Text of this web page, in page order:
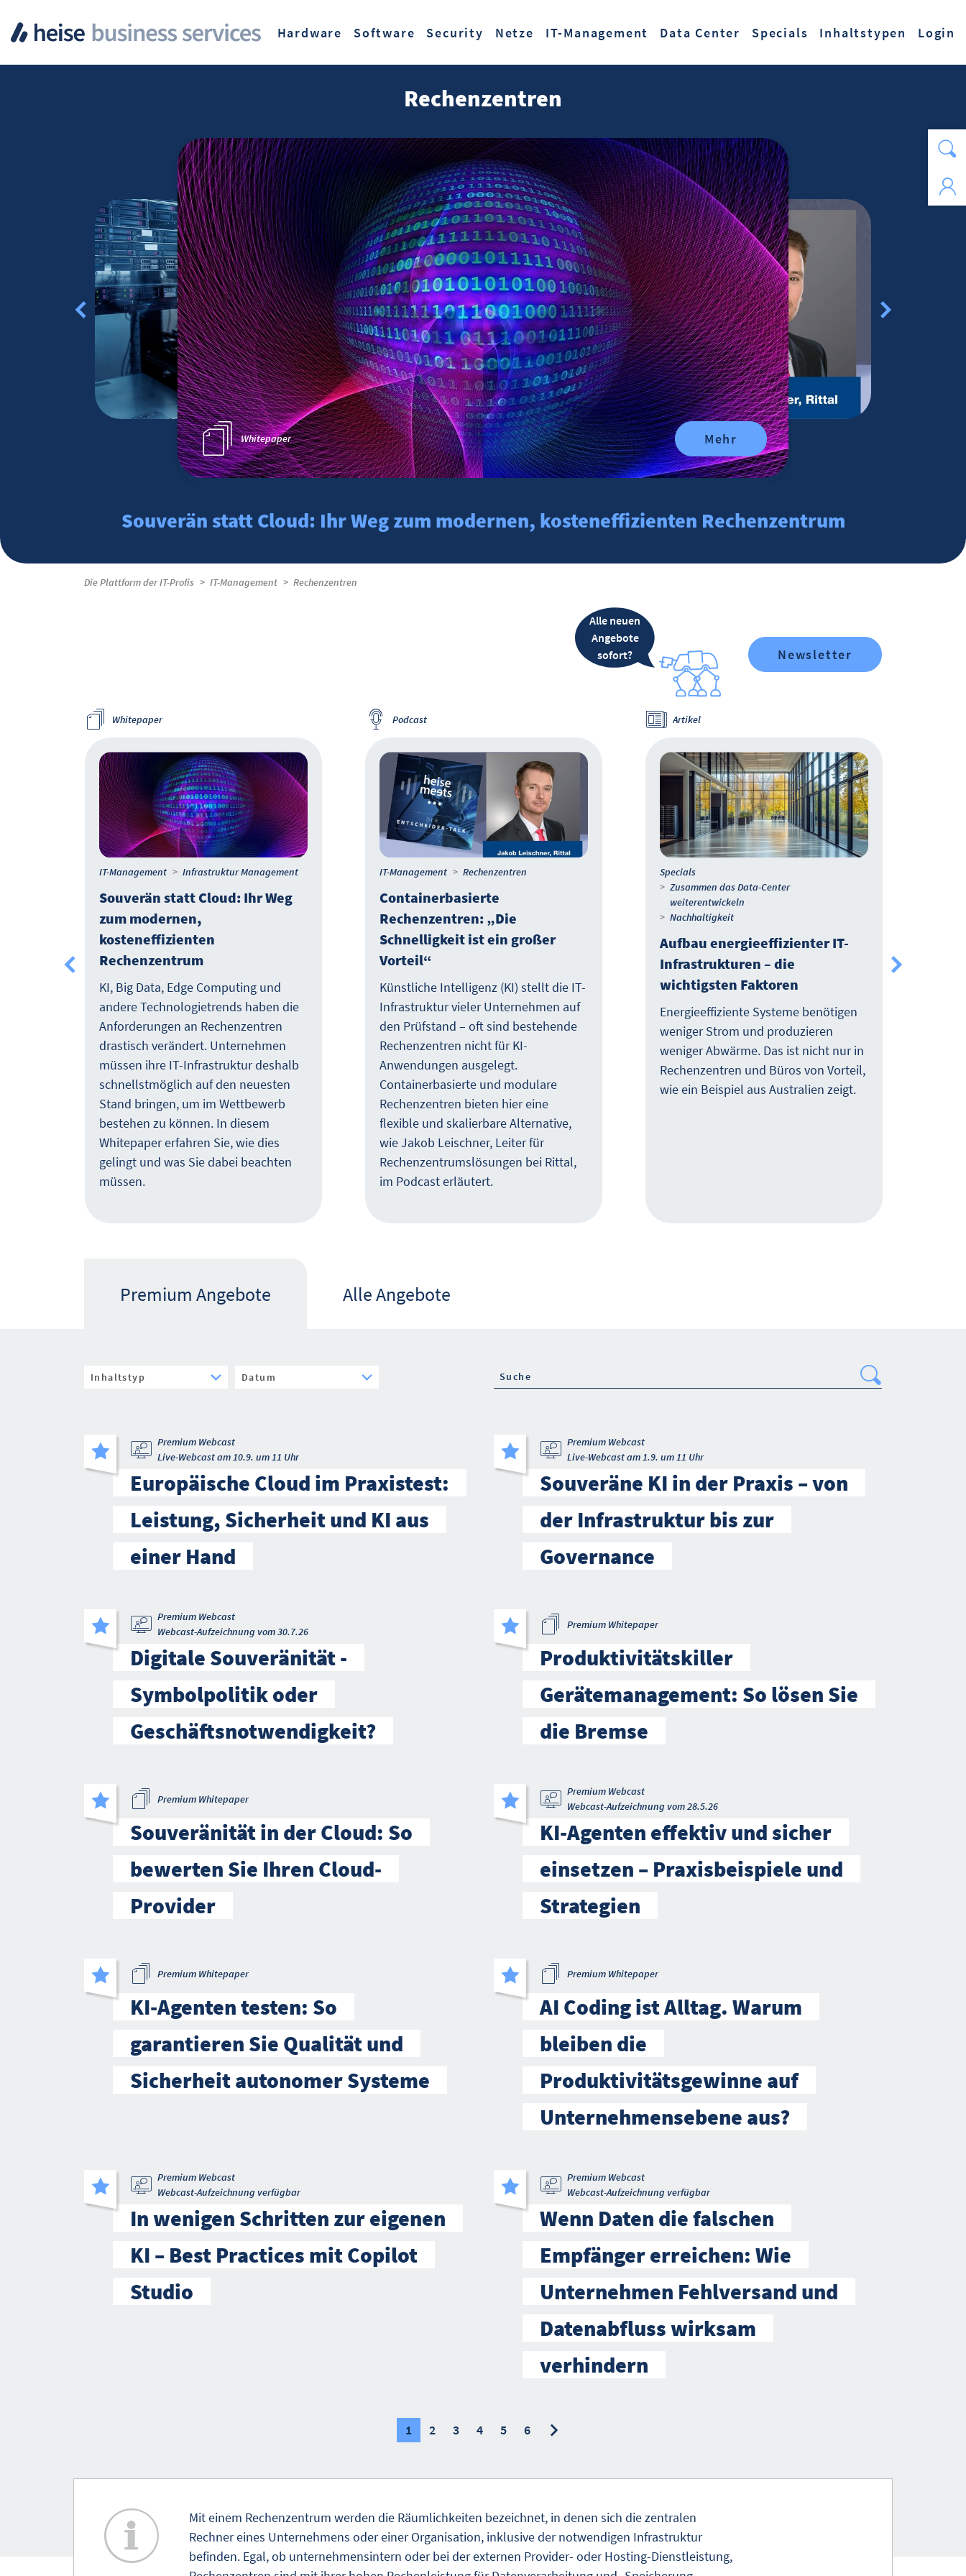
Hardware
Software Security Netze IT-Management Data Center Specials Inhaltstypen Login
Rechenzentren
Whitepaper Mehr
Souverän statt Cloud: Ihr Weg zum modernen, kosteneffizienten Rechenzentrum
Die Plattform der IT-Profis IT-Management Rechenzentren
Alle neuen
Angebote
sofort?
Newsletter
Whitepaper
IT-Management Infrastruktur Management
Souverän statt Cloud: Ihr Weg
zum modernen,
kosteneffizienten
Rechenzentrum
KI, Big Data, Edge Computing und
andere Technologietrends haben die
Anforderungen an Rechenzentren
drastisch verändert. Unternehmen
müssen ihre IT-Infrastruktur deshalb
schnellstmöglich auf den neuesten
Stand bringen, um im Wettbewerb
bestehen zu können. In diesem
Whitepaper erfahren Sie, wie dies
gelingt und was Sie dabei beachten
müssen.
Podcast
IT-Management Rechenzentren
Containerbasierte
Rechenzentren: „Die
Schnelligkeit ist ein großer
Vorteil“
Künstliche Intelligenz (KI) stellt die IT-
Infrastruktur vieler Unternehmen auf
den Prüfstand – oft sind bestehende
Rechenzentren nicht für KI-
Anwendungen ausgelegt.
Containerbasierte und modulare
Rechenzentren bieten hier eine
flexible und skalierbare Alternative,
wie Jakob Leischner, Leiter für
Rechenzentrumslösungen bei Rittal,
im Podcast erläutert.
Artikel
Specials
Zusammen das Data-Center
weiterentwickeln
Nachhaltigkeit
Aufbau energieeffizienter IT-
Infrastrukturen – die
wichtigsten Faktoren
Energieeffiziente Systeme benötigen
weniger Strom und produzieren
weniger Abwärme. Das ist nicht nur in
Rechenzentren und Büros von Vorteil,
wie ein Beispiel aus Australien zeigt.
Premium Angebote Alle Angebote
Search
Premium Webcast
Live-Webcast am 10.9. um 11 Uhr
Europäische Cloud im Praxistest:
Leistung, Sicherheit und KI aus
einer Hand
Premium Webcast
Live-Webcast am 1.9. um 11 Uhr
Souveräne KI in der Praxis – von
der Infrastruktur bis zur
Governance
Premium Webcast
Webcast-Aufzeichnung vom 30.7.26
Digitale Souveränität -
Symbolpolitik oder
Geschäftsnotwendigkeit?
Premium Whitepaper
Produktivitätskiller
Gerätemanagement: So lösen Sie
die Bremse
Premium Whitepaper
Souveränität in der Cloud: So
bewerten Sie Ihren Cloud-
Provider
Premium Webcast
Webcast-Aufzeichnung vom 28.5.26
KI-Agenten effektiv und sicher
einsetzen – Praxisbeispiele und
Strategien
Premium Whitepaper
KI-Agenten testen: So
garantieren Sie Qualität und
Sicherheit autonomer Systeme
Premium Whitepaper
AI Coding ist Alltag. Warum
bleiben die
Produktivitätsgewinne auf
Unternehmensebene aus?
Premium Webcast
Webcast-Aufzeichnung verfügbar
In wenigen Schritten zur eigenen
KI – Best Practices mit Copilot
Studio
Premium Webcast
Webcast-Aufzeichnung verfügbar
Wenn Daten die falschen
Empfänger erreichen: Wie
Unternehmen Fehlversand und
Datenabfluss wirksam
verhindern
1 2 3 4 5 6nächste
Mit einem Rechenzentrum werden die Räumlichkeiten bezeichnet, in denen sich die zentralen
Rechner eines Unternehmens oder einer Organisation, inklusive der notwendigen Infrastruktur
befinden. Egal, ob unternehmensintern oder bei der externen Provider- oder Hosting-Dienstleistung,